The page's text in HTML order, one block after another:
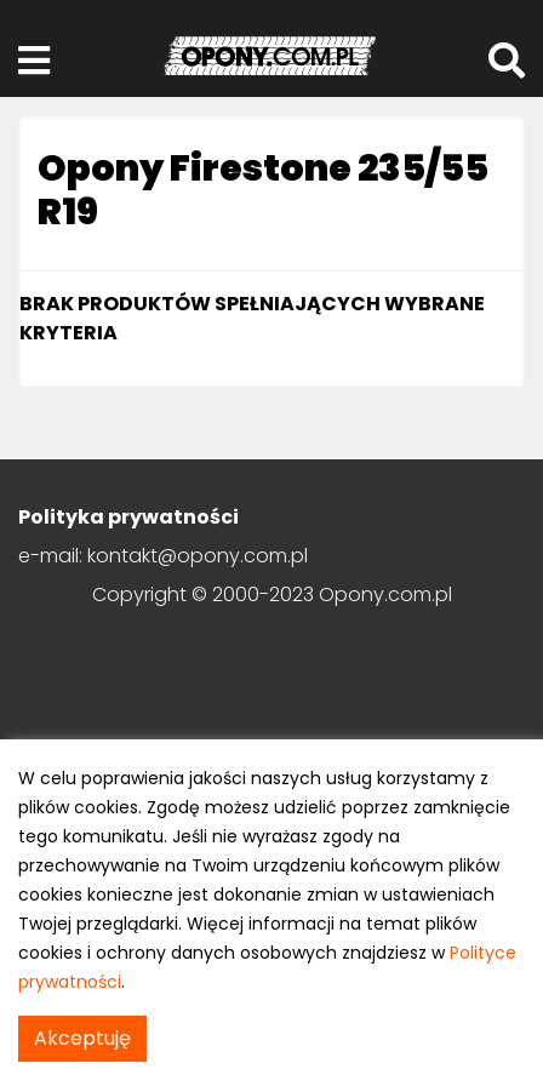
Opony Firestone 235/55
R19
BRAK PRODUKTÓW SPEŁNIAJĄCYCH WYBRANE
KRYTERIA
Polityka prywatności
e-mail: kontakt@opony.com.pl
Copyright © 2000-2023 Opony.com.pl
W celu poprawienia jakości naszych usług korzystamy z
plików cookies. Zgodę możesz udzielić poprzez zamknięcie
tego komunikatu. Jeśli nie wyrażasz zgody na
przechowywanie na Twoim urządzeniu końcowym plików
cookies konieczne jest dokonanie zmian w ustawieniach
Twojej przeglądarki. Więcej informacji na temat plików
cookies i ochrony danych osobowych znajdziesz wPolityce
prywatności.
Akceptuję